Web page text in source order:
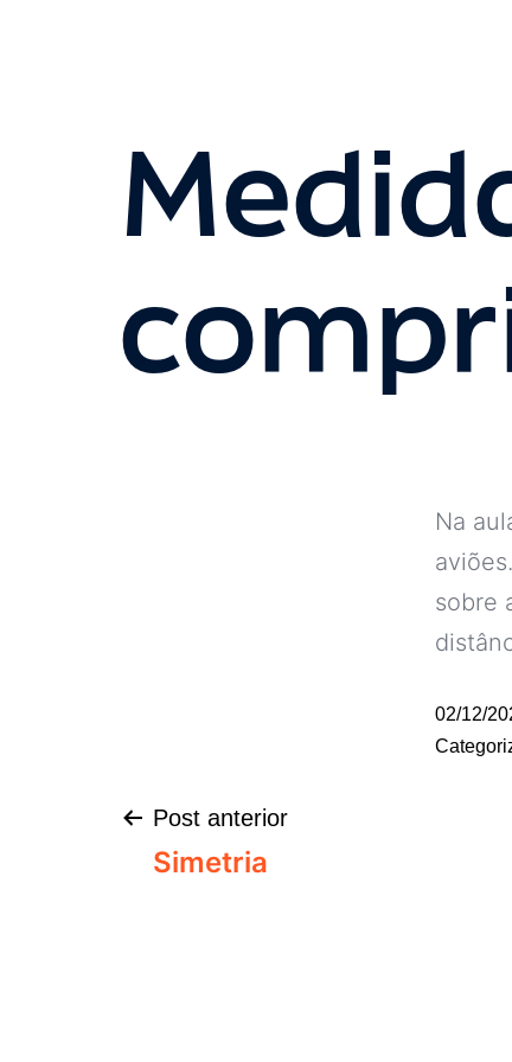
Na
sobre
02/12/
Post anterior
Simetria